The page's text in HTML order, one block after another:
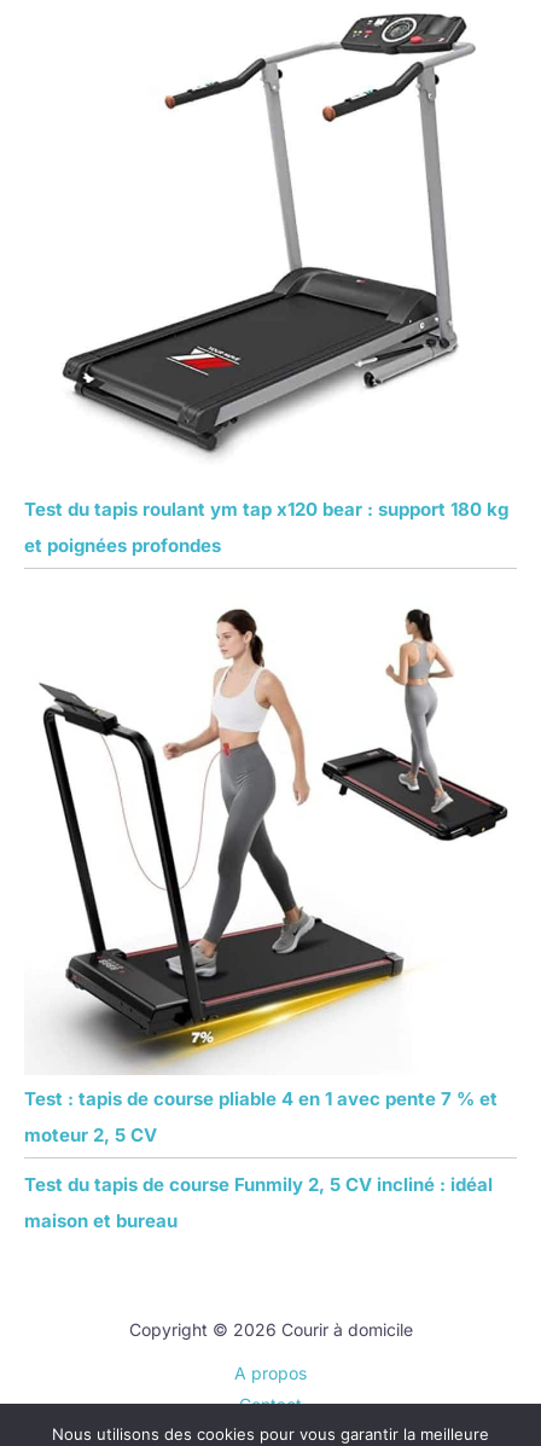
Test du tapis roulant ym tap x120 bear : support 180 kg
et poignées profondes
Test : tapis de course pliable 4 en 1 avec pente 7 % et
moteur 2, 5 CV
Test du tapis de course Funmily 2, 5 CV incliné : idéal
maison et bureau
Copyright © 2026 Courir à domicile
A propos
Contact
Plan du site
Nous utilisons des cookies pour vous garantir la meilleure